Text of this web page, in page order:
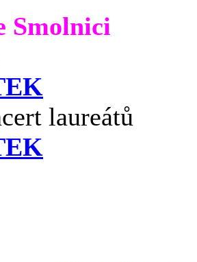
Smolnici
laureátů